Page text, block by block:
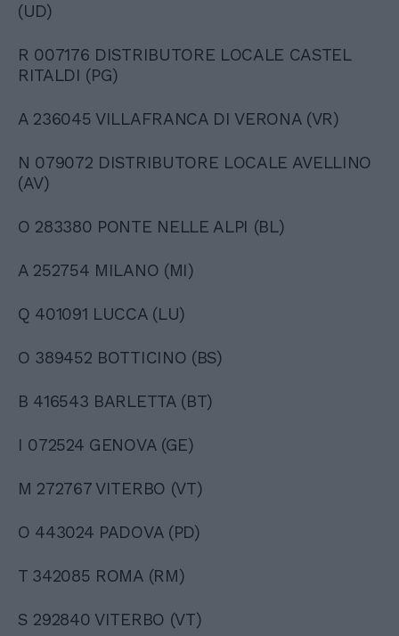
(UD)
R 007176 DISTRIBUTORE LOCALE CASTEL
RITALDI (PG)
A 236045 VILLAFRANCA DI VERONA (VR)
N 079072 DISTRIBUTORE LOCALE AVELLINO
(AV)
O 283380 PONTE NELLE ALPI (BL)
A 252754 MILANO (MI)
Q 401091 LUCCA (LU)
O 389452 BOTTICINO (BS)
B 416543 BARLETTA (BT)
I 072524 GENOVA (GE)
M 272767 VITERBO (VT)
O 443024 PADOVA (PD)
T 342085 ROMA (RM)
S 292840 VITERBO (VT)